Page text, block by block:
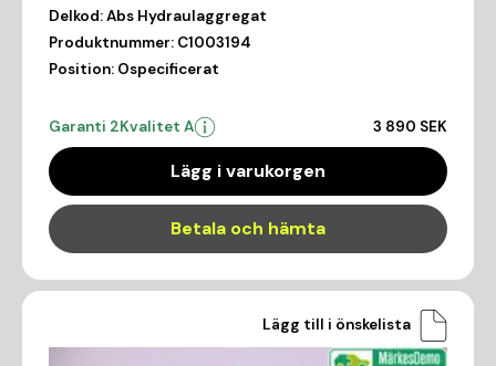
Delkod:Abs Hydraulaggregat
Produktnummer: C1003194
Position: Ospecificerat
Garanti 2Kvalitet A 3 890 SEK
Lägg i varukorgen
Betala och hämta
Lägg till i önskelista